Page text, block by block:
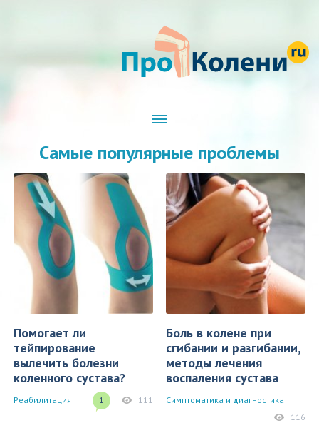
Самые популярные проблемы
Помогает ли
тейпирование
вылечить болезни
коленного сустава?
Реабилитация 1 111
Боль в колене при
сгибании и разгибании,
методы лечения
воспаления сустава
Симптоматика и диагностика
116